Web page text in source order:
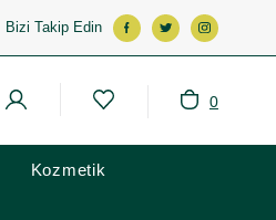
Bizi Takip Edin
0
Kozmetik